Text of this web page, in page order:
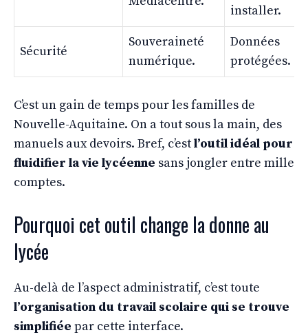
installer.
Sécurité
Souveraineté
numérique.
Données
protégées.
C’est un gain de temps pour les familles de
Nouvelle-Aquitaine. On a tout sous la main, des
manuels aux devoirs. Bref, c’estl’outil idéal pour
fluidifier la vie lycéenne sans jongler entre mille
comptes.
Pourquoi cet outil change la donne au
lycée
Au-delà de l’aspect administratif, c’est toute
l’organisation du travail scolaire qui se trouve
simplifiée par cette interface.